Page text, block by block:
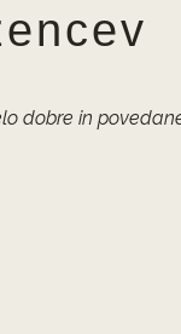
dobre in